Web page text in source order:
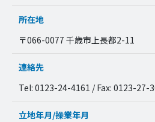
所在地
〒066-0077 千歳市上長都2-11
連絡先
Tel: 0123-24-4161 / Fax: 0123-27-
立地年月/操業年月